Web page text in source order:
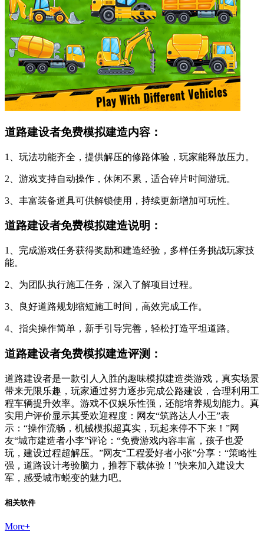
道路建设者免费模拟建造内容：
1、玩法功能齐全，提供解压的修路体验，玩家能释放压力。
2、游戏支持自动操作，休闲不累，适合碎片时间游玩。
3、丰富装备道具可供解锁使用，持续更新增加可玩性。
道路建设者免费模拟建造说明：
1、完成游戏任务获得奖励和建造经验，多样任务挑战玩家技
能。
2、为团队执行施工任务，深入了解项目过程。
3、良好道路规划缩短施工时间，高效完成工作。
4、指尖操作简单，新手引导完善，轻松打造平坦道路。
道路建设者免费模拟建造评测：
道路建设者是一款引人入胜的趣味模拟建造类游戏，真实场景
带来无限乐趣，玩家通过努力逐步完成公路建设，合理利用工
程车辆提升效率。游戏不仅娱乐性强，还能培养规划能力。真
实用户评价显示其受欢迎程度：网友“筑路达人小王”表
示：“操作流畅，机械模拟超真实，玩起来停不下来！”网
友“城市建造者小李”评论：“免费游戏内容丰富，孩子也爱
玩，建设过程超解压。”网友“工程爱好者小张”分享：“策略性
强，道路设计考验脑力，推荐下载体验！”快来加入建设大
军，感受城市蜕变的魅力吧。
相关软件
More+